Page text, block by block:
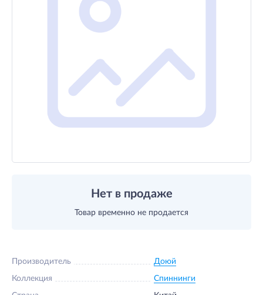
Нет в продаже
Товар временно не продается
Производитель Доюй
Коллекция Спиннинги